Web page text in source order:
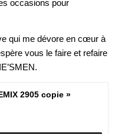
occasions pour
qui me dévore en cœur à
vous le faire et refaire
2905 copie »